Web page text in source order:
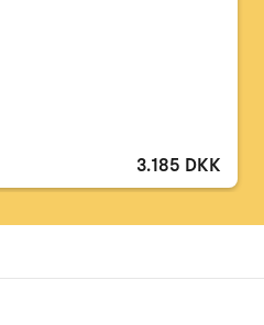
3.185 DKK